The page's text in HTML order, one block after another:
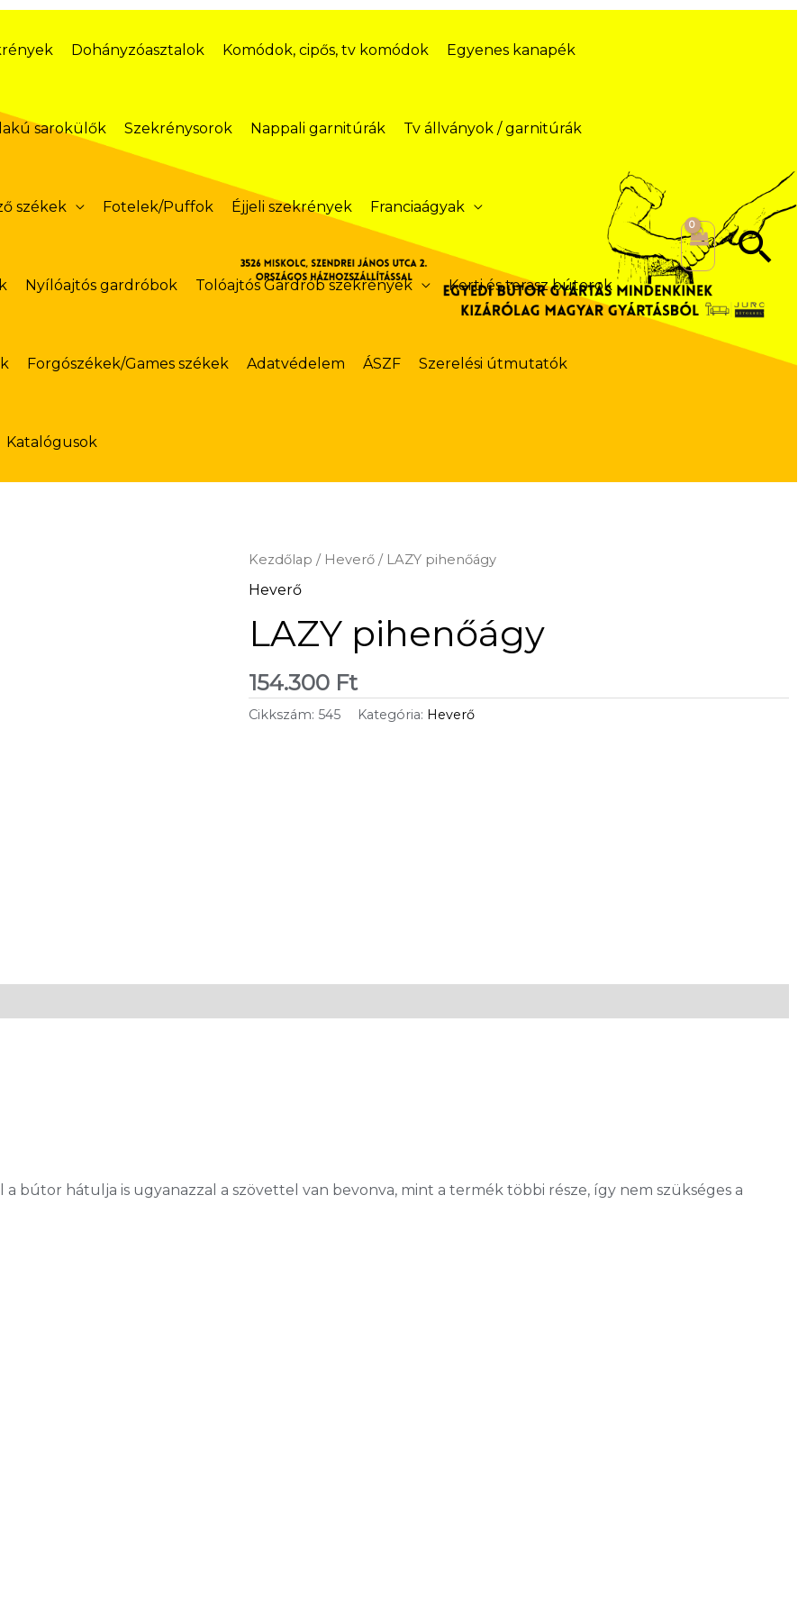
Dohányzóasztalok Komódok, cipős, tv komódok Egyenes kanapék
sarokülők Szekrénysorok Nappali garnitúrák Tv állványok / garnitúrák
székek Fotelek/Puffok Éjjeli szekrények Franciaágyak
Nyílóajtós gardróbok Tolóajtós Gardrób szekrények Kerti és terasz bútorok
Forgószékek/Games székek Adatvédelem ÁSZF Szerelési útmutatók
Katalógusok
Kezdőlap / Heverő / LAZY pihenőágy
Heverő
LAZY pihenőágy
154.300 Ft
Cikkszám: 545 Kategória: Heverő
bútor hátulja is ugyanazzal a szövettel van bevonva, mint a termék többi része, így nem szükséges a